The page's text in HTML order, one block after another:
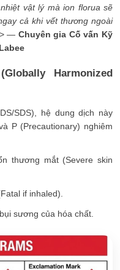
vật lý mà ion florua sẽ
cả khi vết thương ngoài
— Chuyên gia Cố vấn Kỹ
Harmonized
SDS), hệ dung dịch này
P (Precautionary) nghiêm
thương mắt (Severe skin
if inhaled).
sương của hóa chất.